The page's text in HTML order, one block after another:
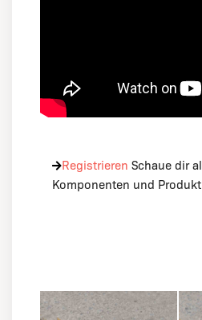
Registrieren Schaue dir
Komponenten und